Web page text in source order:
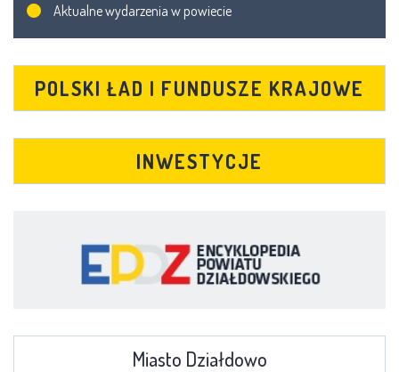
Aktualne wydarzenia w powiecie
POLSKI ŁAD I FUNDUSZE KRAJOWE
INWESTYCJE
Miasto Działdowo